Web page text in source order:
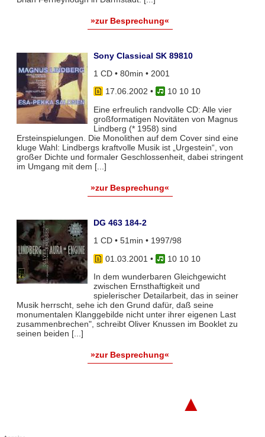
»zur Besprechung«
Sony Classical SK 89810
1 CD • 80min • 2001
17.06.2002 •
10 10 10
Eine erfreulich randvolle CD: Alle vier
großformatigen Novitäten von Magnus
Lindberg (* 1958) sind
Ersteinspielungen. Die Monolithen auf dem Cover sind eine
kluge Wahl: Lindbergs kraftvolle Musik ist „Urgestein“, von
großer Dichte und formaler Geschlossenheit, dabei stringent
im Umgang mit dem [...]
»zur Besprechung«
DG 463 184-2
1 CD • 51min • 1997/98
01.03.2001 •
10 10 10
In dem wunderbaren Gleichgewicht
zwischen Ernsthaftigkeit und
spielerischer Detailarbeit, das in seiner
Musik herrscht, sehe ich den Grund dafür, daß seine
monumentalen Klanggebilde nicht unter ihrer eigenen Last
zusammenbrechen", schreibt Oliver Knussen im Booklet zu
seinen beiden [...]
»zur Besprechung«
▲